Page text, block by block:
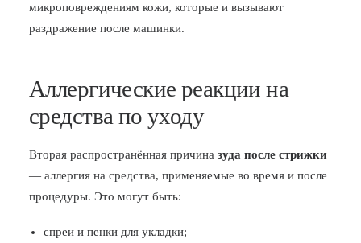
микроповреждениям кожи, которые и вызывают
раздражение после машинки.
Аллергические реакции на
средства по уходу
Вторая распространённая причина зуда после стрижки
— аллергия на средства, применяемые во время и после
процедуры. Это могут быть:
спреи и пенки для укладки;